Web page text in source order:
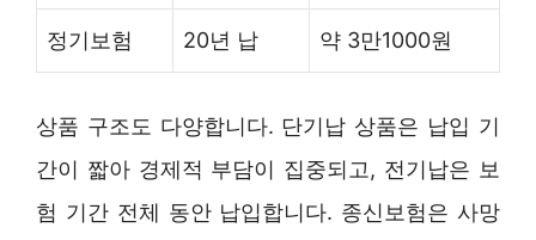
정기보험 20년 납 약 3만1000원
상품 구조도 다양합니다. 단기납 상품은 납입 기
간이 짧아 경제적 부담이 집중되고, 전기납은 보
험 기간 전체 동안 납입합니다. 종신보험은 사망